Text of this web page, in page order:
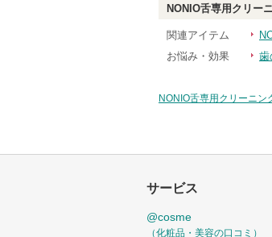
NONIO舌専用クリー
関連アイテム
お悩み・効果
歯
NONIO舌専用クリーニン
サービス
@cosme
（化粧品・美容の口コミ）